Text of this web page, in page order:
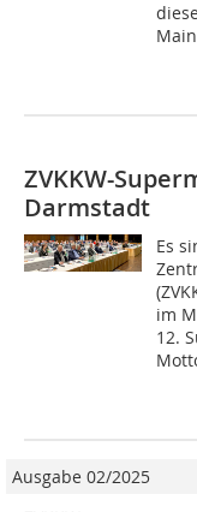
ZVKKW-
Darmstadt
Es
im
12.
Ausgabe 02/2025